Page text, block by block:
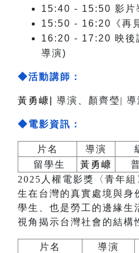
15:40 - 15:50 影片
15:50 - 16:20《再
16:20 - 17:20 映後
導演)
◆活動講師：
黃勇嵻| 導演、顏齊瑩| 導
◆電影資訊：
片名 導演
留學生
黃勇嵻
2025人權電影獎〈青年
生在台灣的真實處境與身
學生、也是勞工的邊緣生
視角揭示台灣社會的結構
片名 導演